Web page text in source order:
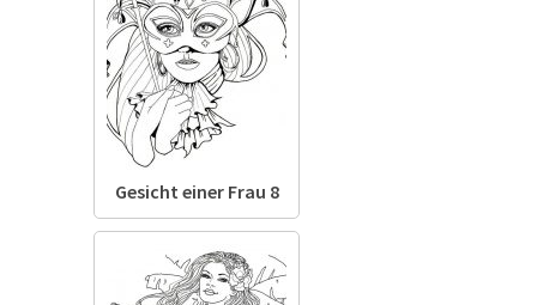
Gesicht einer Frau 8